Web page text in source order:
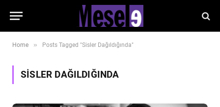
Home » Posts Tagged "Sisler Dağıldığında"
SISLER DAĞILDIĞINDA